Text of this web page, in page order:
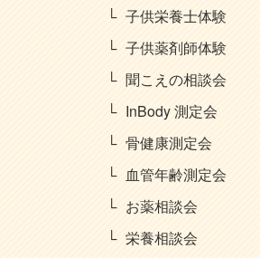
子供栄養士体験
子供薬剤師体験
聞こえの相談会
InBody 測定会
骨健康測定会
血管年齢測定会
お薬相談会
栄養相談会